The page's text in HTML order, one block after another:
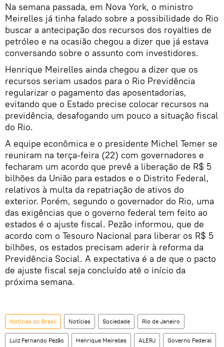
Na semana passada, em Nova York, o ministro
Meirelles já tinha falado sobre a possibilidade do Rio
buscar a antecipação dos recursos dos royalties de
petróleo e na ocasião chegou a dizer que já estava
conversando sobre o assunto com investidores.
Henrique Meirelles ainda chegou a dizer que os
recursos seriam usados para o Rio Previdência
regularizar o pagamento das aposentadorias,
evitando que o Estado precise colocar recursos na
previdência, desafogando um pouco a situação fiscal
do Rio.
A equipe econômica e o presidente Michel Temer se
reuniram na terça-feira (22) com governadores e
fecharam um acordo que prevê a liberação de R$ 5
bilhões da União para estados e o Distrito Federal,
relativos à multa da repatriação de ativos do
exterior. Porém, segundo o governador do Rio, uma
das exigências que o governo federal tem feito ao
estados é o ajuste fiscal. Pezão informou, que de
acordo com o Tesouro Nacional para liberar os R$ 5
bilhões, os estados precisam aderir à reforma da
Previdência Social. A expectativa é a de que o pacto
de ajuste fiscal seja concluído até o início da
próxima semana.
Notícias do Brasil Notícias Sociedade Rio de Janeiro
Luiz Fernando Pezão Henrique Meirelles ALERJ Governo Federal